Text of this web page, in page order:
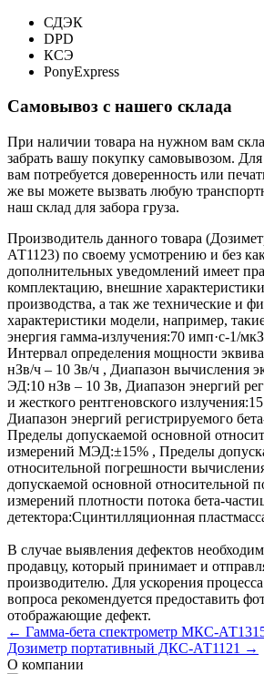
СДЭК
DPD
КСЭ
PonyExpress
Самовывоз с нашего склада
При наличии товара на нужном вам
забрать вашу покупку самовывозом.
вам потребуется доверенность или
же вы можете вызвать любую
наш склад для забора груза.
Производитель данного товара
АТ1123) по своему усмотрению и без
дополнительных уведомлений имеет
комплектацию, внешние
производства, а так же технические и
характеристики модели, например,
энергия гамма-излучения:70 имп·с-1/
Интервал определения мощности
нЗв/ч – 10 Зв/ч , Диапазон вычисления
ЭД:10 нЗв – 10 Зв, Диапазон энергий
и жесткого рентгеновского излучения:
Диапазон энергий регистрируемого
Пределы допускаемой основной
измерений МЭД:±15% , Пределы
относительной погрешности
допускаемой основной относительной
измерений плотности потока бета-
детектора:Сцинтилляционная
В случае выявления дефектов
продавцу, который принимает и
производителю. Для ускорения
вопроса рекомендуется предоставить
отображающие дефект.
← Гамма-бета спектрометр МКС-
Дозиметр портативный ДКС-АТ1121 →
О компании